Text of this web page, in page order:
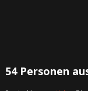
54 Personen